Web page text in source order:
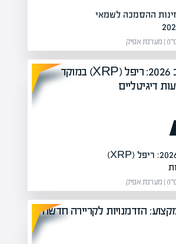
באפריל 2026 מכיל הפתעה שרבים
כיצד
ההסמכה לשמאי
שוק הקריפטו ב-2026: ריפל (XRP)